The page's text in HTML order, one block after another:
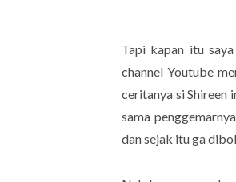
Tapi kapan itu
channel Youtube
ceritanya si Shireen
sama
dan sejak itu ga